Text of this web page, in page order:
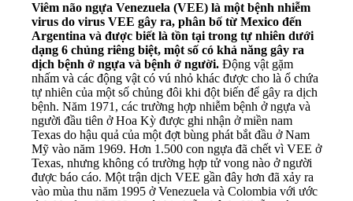
Viêm não ngựa Venezuela (VEE) là một bệnh nhiễm
virus do virus VEE gây ra, phân bố từ Mexico đến
Argentina và được biết là tồn tại trong tự nhiên dưới
dạng 6 chủng riêng biệt, một số có khả năng gây ra
dịch bệnh ở ngựa và bệnh ở người. Động vật gặm
nhấm và các động vật có vú nhỏ khác được cho là ổ chứa
tự nhiên của một số chủng đôi khi đột biến để gây ra dịch
bệnh. Năm 1971, các trường hợp nhiễm bệnh ở ngựa và
người đầu tiên ở Hoa Kỳ được ghi nhận ở miền nam
Texas do hậu quả của một đợt bùng phát bắt đầu ở Nam
Mỹ vào năm 1969. Hơn 1.500 con ngựa đã chết vì VEE ở
Texas, nhưng không có trường hợp tử vong nào ở người
được báo cáo. Một trận dịch VEE gần đây hơn đã xảy ra
vào mùa thu năm 1995 ở Venezuela và Colombia với ước